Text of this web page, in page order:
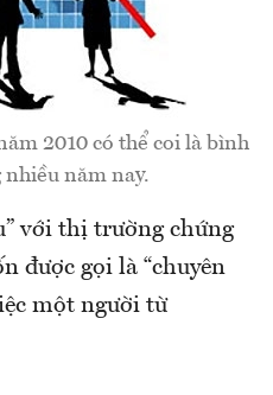
2010 có thể coi là bình
năm nay.
với thị trường chứng
được gọi là “chuyên
một người từ